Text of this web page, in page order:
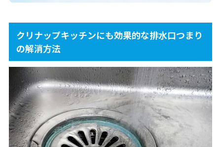
クリナップキッチンにも効果的な排水口つまり
の解消方法